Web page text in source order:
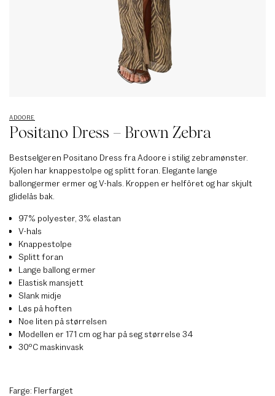
ADOORE
Positano Dress – Brown Zebra
Bestselgeren Positano Dress fra Adoore i stilig zebramønster.
Kjolen har knappestolpe og splitt foran. Elegante lange
ballongermer ermer og V-hals. Kroppen er helfôret og har skjult
glidelås bak.
97% polyester, 3% elastan
V-hals
Knappestolpe
Splitt foran
Lange ballong ermer
Elastisk mansjett
Slank midje
Løs på hoften
Noe liten på størrelsen
Modellen er 171 cm og har på seg størrelse 34
30ºC maskinvask
Farge: Flerfarget